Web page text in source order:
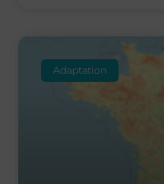
Adaptation